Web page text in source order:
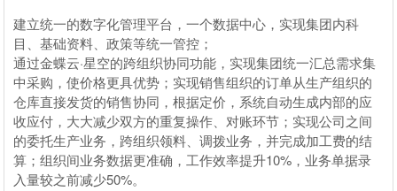
建立统一的数字化管理平台，一个数据中心，实现集团内科
目、基础资料、政策等统一管控；
通过金蝶云·星空的跨组织协同功能，实现集团统一汇总需求集
中采购，使价格更具优势；实现销售组织的订单从生产组织的
仓库直接发货的销售协同，根据定价，系统自动生成内部的应
收应付，大大减少双方的重复操作、对账环节；实现公司之间
的委托生产业务，跨组织领料、调拨业务，并完成加工费的结
算；组织间业务数据更准确，工作效率提升10%，业务单据录
入量较之前减少50%。